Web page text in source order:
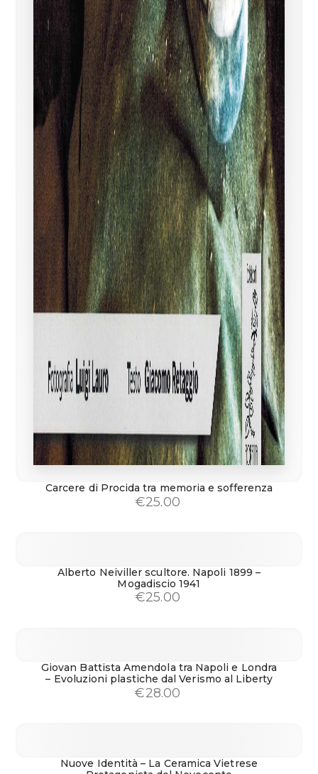
Carcere di Procida tra memoria e sofferenza
€25.00
Alberto Neiviller scultore. Napoli 1899 –
Mogadiscio 1941
€25.00
Giovan Battista Amendola tra Napoli e Londra
– Evoluzioni plastiche dal Verismo al Liberty
€28.00
Nuove Identità – La Ceramica Vietrese